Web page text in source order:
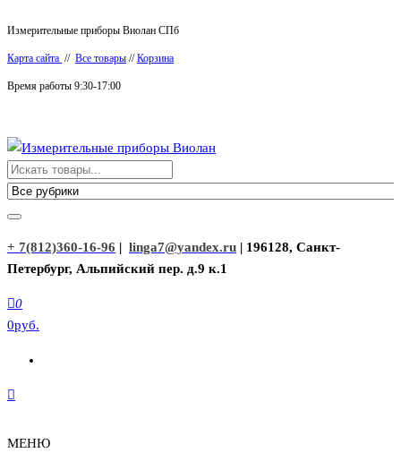
к
содержимому
Измерительные приборы Виолан СПб
Карта сайта // Все товары //Корзина
Время работы 9:30-17:00
Измерительные приборы Виолан
+ 7(812)360-16-96 | linga7@yandex.ru | 196128, Санкт-
Петербург, Альпийский пер. д.9 к.1
0
0руб.
МЕНЮ